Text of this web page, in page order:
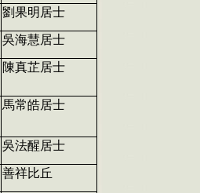
劉果明居士
吳海慧居士
陳真芷居士
馬常皓居士
吳法醒居士
善祥比丘